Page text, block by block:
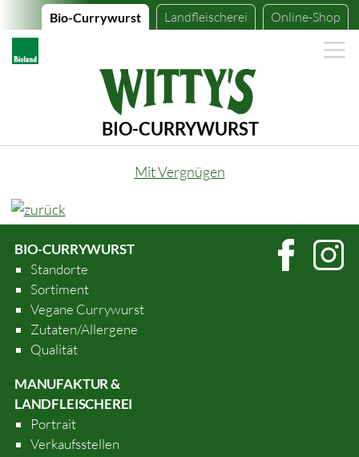
Bio-Currywurst Landfleischerei Online-Shop
BIO-CURRYWURST
Mit Vergnügen
BIO-CURRYWURST
Standorte
Sortiment
Vegane Currywurst
Zutaten/Allergene
Qualität
MANUFAKTUR &
LANDFLEISCHEREI
Portrait
Verkaufsstellen